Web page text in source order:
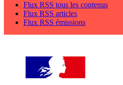
Flux RSS tous les contenus
Flux RSS articles
Flux RSS émissions